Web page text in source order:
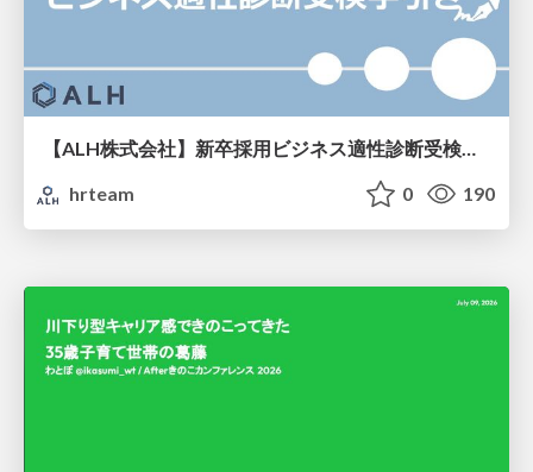
hrteam
0 190